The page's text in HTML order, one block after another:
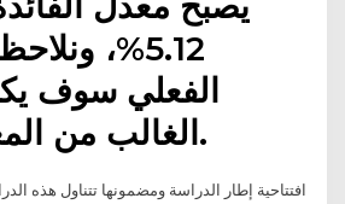
5.12%،
الفعلي سوف
الغالب من المعدل المعلن.
افتتاحية إطار الدراسة ومضمونها تتناول هذه